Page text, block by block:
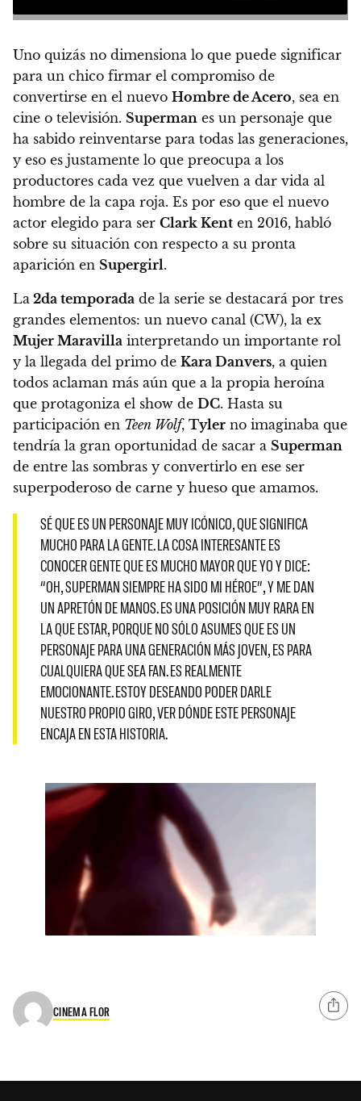
Uno quizás no dimensiona lo que puede significar
para un chico firmar el compromiso de
convertirse en el nuevo Hombre de Acero, sea en
cine o televisión. Superman es un personaje que
ha sabido reinventarse para todas las generaciones,
y eso es justamente lo que preocupa a los
productores cada vez que vuelven a dar vida al
hombre de la capa roja. Es por eso que el nuevo
actor elegido para ser Clark Kent en 2016, habló
sobre su situación con respecto a su pronta
aparición en Supergirl.
La 2da temporada de la serie se destacará por tres
grandes elementos: un nuevo canal (CW), la ex
Mujer Maravilla interpretando un importante rol
y la llegada del primo de Kara Danvers, a quien
todos aclaman más aún que a la propia heroína
que protagoniza el show de DC. Hasta su
participación en Teen Wolf, Tyler no imaginaba que
tendría la gran oportunidad de sacar a Superman
de entre las sombras y convertirlo en ese ser
superpoderoso de carne y hueso que amamos.
SÉ QUE ES UN PERSONAJE MUY ICÓNICO, QUE SIGNIFICA
MUCHO PARA LA GENTE. LA COSA INTERESANTE ES
CONOCER GENTE QUE ES MUCHO MAYOR QUE YO Y DICE:
“OH, SUPERMAN SIEMPRE HA SIDO MI HÉROE”, Y ME DAN
UN APRETÓN DE MANOS. ES UNA POSICIÓN MUY RARA EN
LA QUE ESTAR, PORQUE NO SÓLO ASUMES QUE ES UN
PERSONAJE PARA UNA GENERACIÓN MÁS JOVEN, ES PARA
CUALQUIERA QUE SEA FAN. ES REALMENTE
EMOCIONANTE. ESTOY DESEANDO PODER DARLE
NUESTRO PROPIO GIRO, VER DÓNDE ESTE PERSONAJE
ENCAJA EN ESTA HISTORIA.
CINEMA FLOR